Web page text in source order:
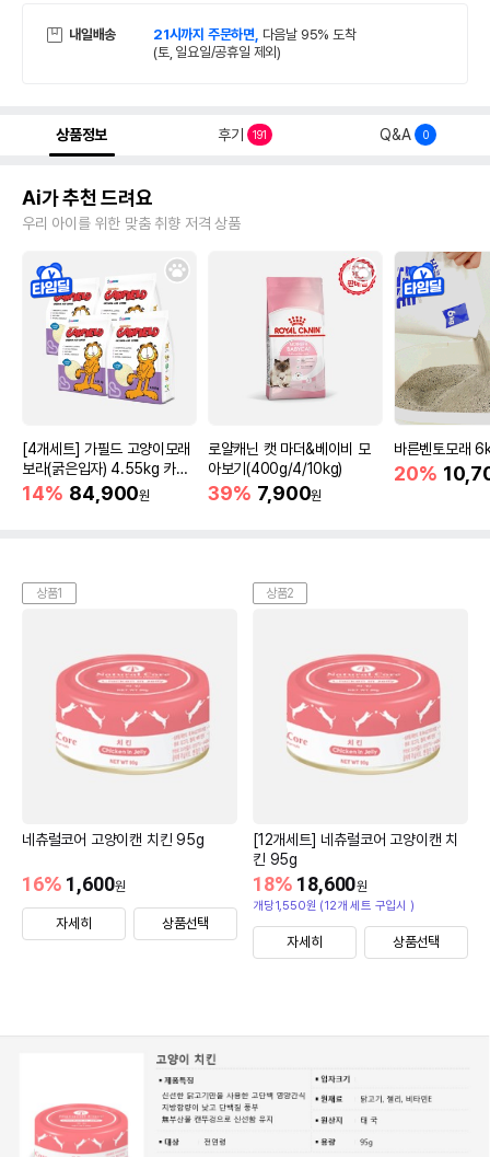
내일배송 21시까지 주문하면, 다음날 95% 도착
(토, 일요일/공휴일 제외)
상품정보 후기 191 Q&A 0
Ai가 추천 드려요
우리 아이를 위한 맞춤 취향 저격 상품
[4개세트] 가필드 고양이모래
보라(굵은입자) 4.55kg 카사
바모래
14% 84,900원
로얄캐닌 캣 마더&베이비 모
아보기(400g/4/10kg)
39% 7,900원
바른벤토모래
20%
상품1
네츄럴코어 고양이캔 치킨 95g
1,600원
16%
자세히 상품선택
상품2
[12개세트] 네츄럴코어 고양이캔 치
킨 95g
18,600원
18%
개당1,550원 (12개 세트 구입시 )
자세히 상품선택